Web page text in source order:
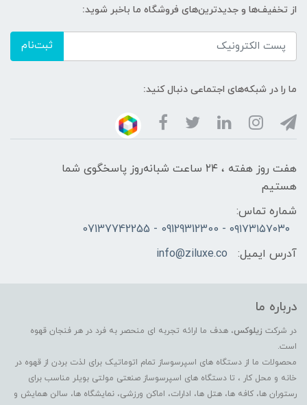
از تخفیف‌ها و جدیدترین‌های فروشگاه ما باخبر شوید:
ثبت‌نام
ما را در شبکه‌های اجتماعی دنبال کنید:
هفت روز هفته ، ۲۴ ساعت شبانه‌روز پاسخگوی شما
هستیم
شماره تماس:
۰۹۱۷۳۱۵۷۰۳۰ - 09129312300 - 07137742255
آدرس ایمیل:
info@ziluxe.co
درباره ما
در شرکت زیلوکس، هدف ما ارائه تجربه ای منحصر به فرد در هر فنجان قهوه
است.
محصولات ما از دستگاه های اسپرسوساز تمام اتوماتیک برای لذت بردن از قهوه در
خانه و محل کار ، تا دستگاه های اسپرسوساز صنعتی مولتی بویلر مناسب برای
رستوران ها، کافه ها، هتل ها، ادارات، اماکن ورزشی، نمایشگاه ها، سالن همایش و